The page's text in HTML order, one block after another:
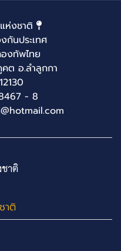
งชาติ
กันประเทศ
งทัพไทย
ต อ.ลำลูกกา
- 8
าติ
าติ